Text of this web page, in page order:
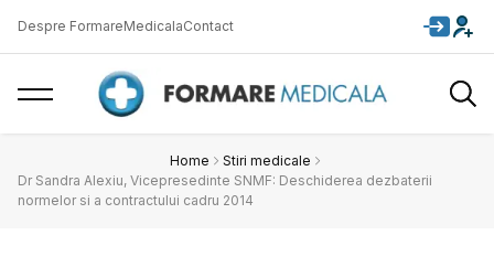
Despre FormareMedicalaContact
Home
Stiri medicale
Dr Sandra Alexiu, Vicepresedinte SNMF: Deschiderea dezbaterii
normelor si a contractului cadru 2014